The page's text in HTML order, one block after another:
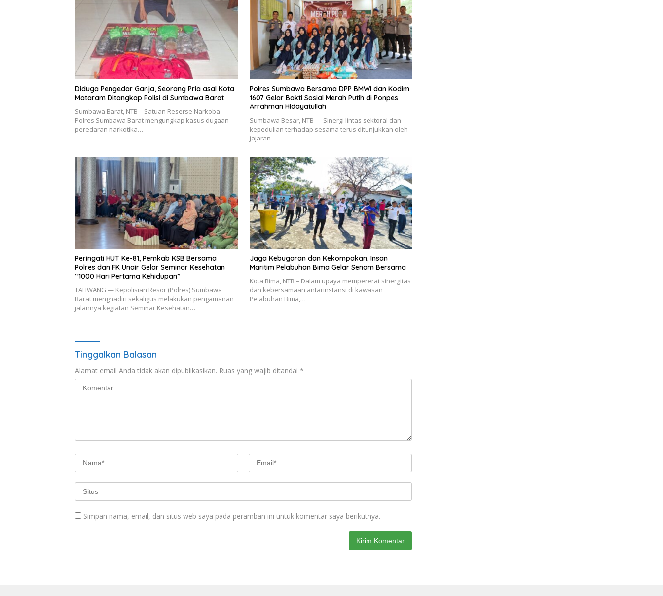
Diduga Pengedar Ganja, Seorang Pria asal Kota
Mataram Ditangkap Polisi di Sumbawa Barat
Sumbawa Barat, NTB – Satuan Reserse Narkoba
Polres Sumbawa Barat mengungkap kasus dugaan
peredaran narkotika…
Polres Sumbawa Bersama DPP BMWI dan Kodim
1607 Gelar Bakti Sosial Merah Putih di Ponpes
Arrahman Hidayatullah
Sumbawa Besar, NTB — Sinergi lintas sektoral dan
kepedulian terhadap sesama terus ditunjukkan oleh
jajaran…
Peringati HUT Ke-81, Pemkab KSB Bersama
Polres dan FK Unair Gelar Seminar Kesehatan
“1000 Hari Pertama Kehidupan”
TALIWANG — Kepolisian Resor (Polres) Sumbawa
Barat menghadiri sekaligus melakukan pengamanan
jalannya kegiatan Seminar Kesehatan…
Jaga Kebugaran dan Kekompakan, Insan
Maritim Pelabuhan Bima Gelar Senam Bersama
Kota Bima, NTB – Dalam upaya mempererat sinergitas
dan kebersamaan antarinstansi di kawasan
Pelabuhan Bima,…
Tinggalkan Balasan
Alamat email Anda tidak akan dipublikasikan. Ruas yang wajib ditandai *
Simpan nama, email, dan situs web saya pada peramban ini untuk komentar saya berikutnya.